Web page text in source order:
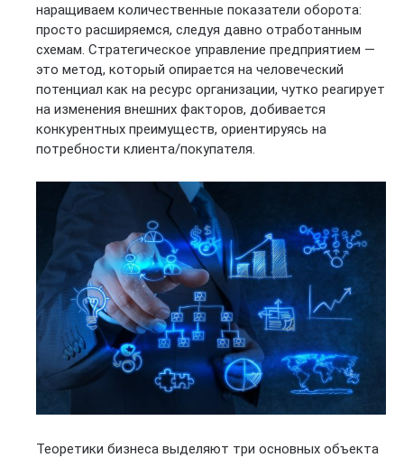
наращиваем количественные показатели оборота:
просто расширяемся, следуя давно отработанным
схемам. Стратегическое управление предприятием —
это метод, который опирается на человеческий
потенциал как на ресурс организации, чутко реагирует
на изменения внешних факторов, добивается
конкурентных преимуществ, ориентируясь на
потребности клиента/покупателя.
Теоретики бизнеса выделяют три основных объекта